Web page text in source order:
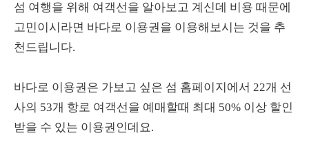
섬 여행을 위해 여객선을 알아보고 계신데 비용 때문에
고민이시라면 바다로 이용권을 이용해보시는 것을 추
천드립니다.
바다로 이용권은 가보고 싶은 섬 홈페이지에서 22개 선
사의 53개 항로 여객선을 예매할때 최대 50% 이상 할인
받을 수 있는 이용권인데요.